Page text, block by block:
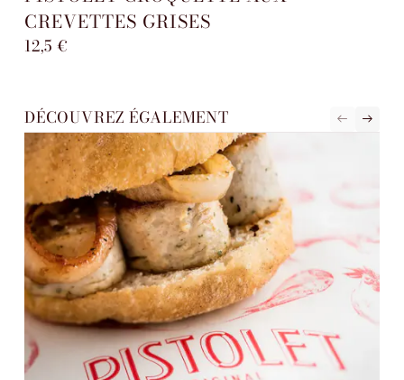
CREVETTES GRISES
12,5 €
DÉCOUVREZ ÉGALEMENT